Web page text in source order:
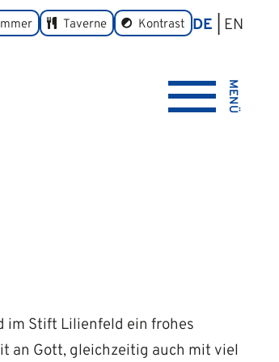
Taverne Kontrast umschalten
DE EN
MENÜ
im Stift Lilienfeld ein frohes
an Gott, gleichzeitig auch mit viel